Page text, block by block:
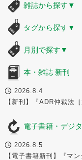
雑誌から探す ▼
タグから探す ▼
月別で探す ▼
本・雑誌 新刊
2026.8.4
【新刊】『ADR仲裁法
電子書籍・デジ
2026.8.5
【電子書籍新刊】『マ